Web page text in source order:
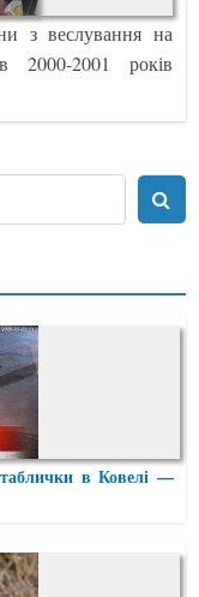
з веслування на
2000-2001 років
в Ковелі —